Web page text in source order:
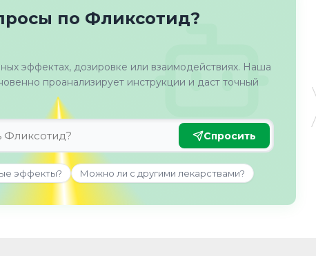
по Фликсотид?
эффектах, дозировке или взаимодействиях. Наша
проанализирует инструкции и даст точный
Спросить
эффекты? Можно ли с другими лекарствами?